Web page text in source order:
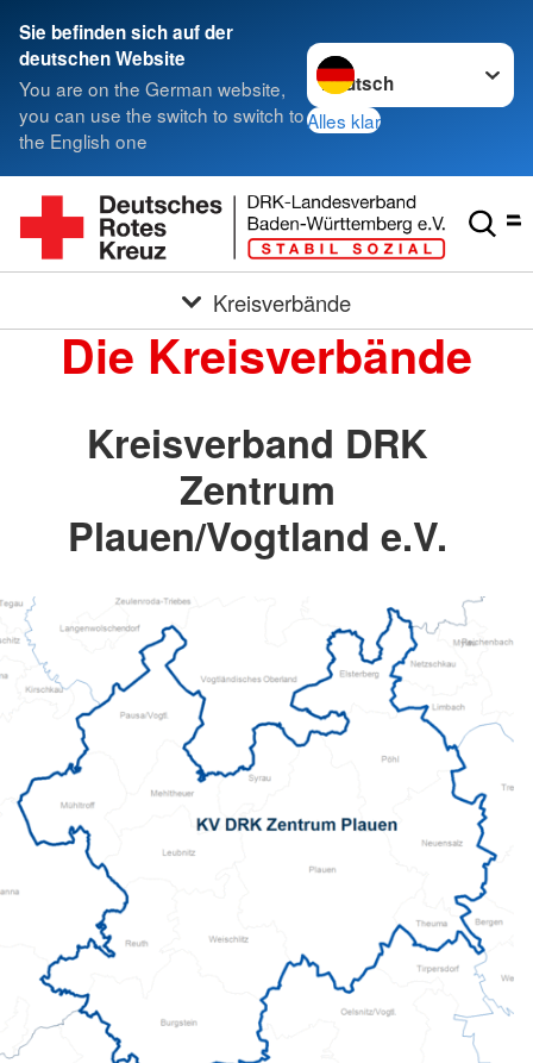
Sie befinden sich auf der
deutschen Website
You are on the German website,
you can use the switch to switch to
the English one
Sprache wechseln zu
Alles klar
Kreisverbände
Die Kreisverbände
Kreisverband DRK
Zentrum
Plauen/Vogtland e.V.